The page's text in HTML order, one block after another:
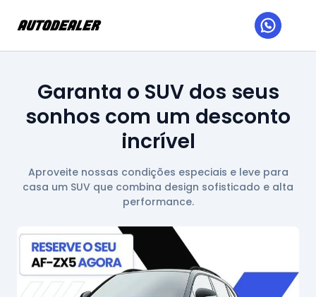
Garanta o SUV dos seus
sonhos com um desconto
incrível
Aproveite nossas condições especiais e leve para
casa um SUV que combina design sofisticado e alta
performance.